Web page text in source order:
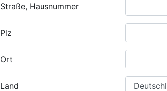
Straße, Hausnummer
Plz
Ort
Land